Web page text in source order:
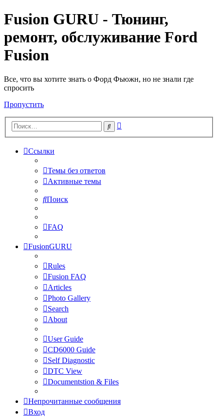
Fusion GURU - Тюнинг,
ремонт, обслуживание Ford
Fusion
Все, что вы хотите знать о Форд Фьюжн, но не знали где
спросить
Пропустить
Поиск
Ссылки
Темы без ответов
Активные темы
Поиск
FAQ
FusionGURU
Rules
Fusion FAQ
Articles
Photo Gallery
Search
About
User Guide
CD6000 Guide
Self Diagnostic
DTC View
Documentstion & Files
Непрочитанные сообщения
Вход